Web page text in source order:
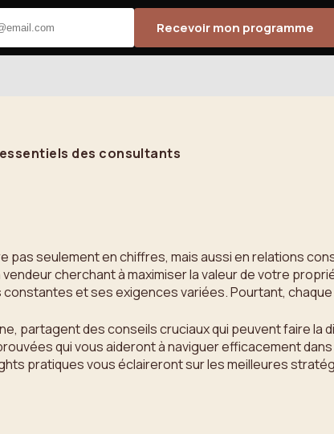
des consultants
pas seulement en chiffres, mais aussi en relations
cherchant à maximiser la valeur de votre
et ses exigences variées. Pourtant,
partagent des conseils cruciaux qui peuvent faire
qui vous aideront à naviguer efficacement
pratiques vous éclaireront sur les meilleures
Recevoir mon programme